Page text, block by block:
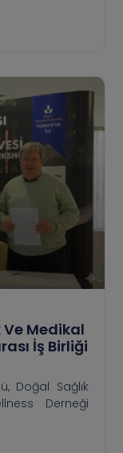
Ve Medikal
İş Birliği
Doğal Sağlık
Derneği